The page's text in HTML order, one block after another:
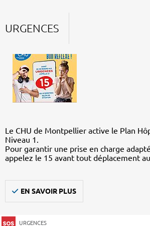
URGENCES
Le CHU de Montpellier active le Plan
Niveau 1.
Pour garantir une prise en charge
appelez le 15 avant tout déplacement
EN SAVOIR PLUS
URGENCES